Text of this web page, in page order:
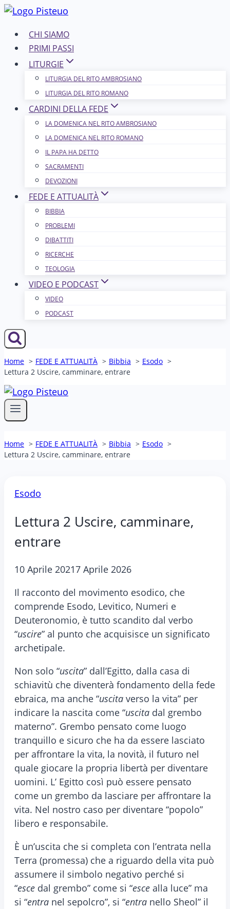
Salta
contenutoCHI SIAMO
PRIMI PASSI
LITURGIE
LITURGIA DEL RITO AMBROSIANO
LITURGIA DEL RITO ROMANO
CARDINI DELLA FEDE
LA DOMENICA NEL R​​​​​​ITO AMBROSIANO
LA DOMENICA NEL RITO ROMANO
IL PAPA HA DETTO
SACRAMENTI
DEVOZIONI
FEDE E ATTUALITÀ
BIBBIA
PROBLEMI
DIBATTITI
RICERCHE
TEOLOGIA
VIDEO E PODCAST
VIDEO
PODCAST
Home FEDE E ATTUALITÀ Bibbia
Esodo
Lettura 2 Uscire, camminare, entrare
Home FEDE E ATTUALITÀ Bibbia
Esodo
Lettura 2 Uscire, camminare, entrare
Esodo
Lettura 2 Uscire, camminare,
entrare
10 Aprile 20217 Aprile 2026
Il racconto del movimento esodico, che
comprende Esodo, Levitico, Numeri e
Deuteronomio, è tutto scandito dal verbo
“uscire” al punto che acquisisce un significato
archetipale.
Non solo “uscita” dall’Egitto, dalla casa di
schiavitù che diventerà fondamento della fede
ebraica, ma anche “uscita verso la vita” per
indicare la nascita come “uscita dal grembo
materno”. Grembo pensato come luogo
tranquillo e sicuro che ha da essere lasciato
per affrontare la vita, la novità, il futuro nel
quale giocare la propria libertà per diventare
uomini. L’ Egitto così può essere pensato
come un grembo da lasciare per affrontare la
vita. Nel nostro caso per diventare “popolo”
libero e responsabile.
È un’uscita che si completa con l’entrata nella
Terra (promessa) che a riguardo della vita può
assumere il simbolo negativo perché si
“esce dal grembo” come si “esce alla luce” ma
si “entra nel sepolcro”, si “entra nello Sheol” il